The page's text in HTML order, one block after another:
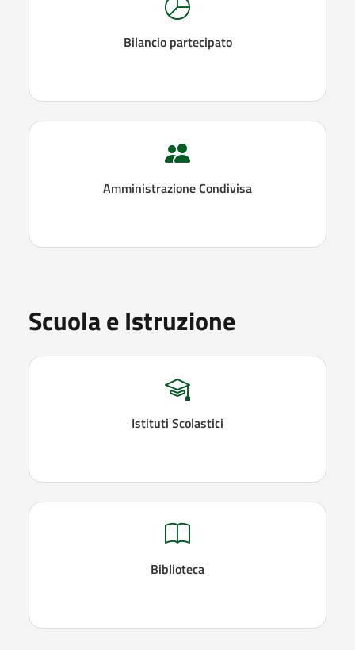
Bilancio partecipato
Amministrazione Condivisa
Scuola e Istruzione
Istituti Scolastici
Biblioteca